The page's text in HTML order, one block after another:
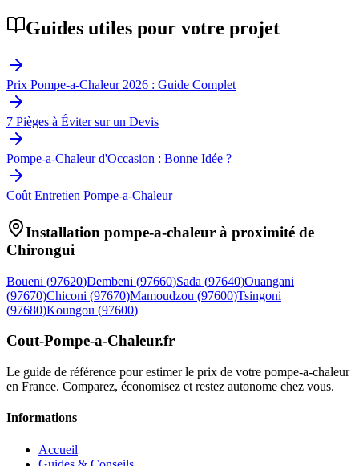
Guides utiles pour votre projet
Prix Pompe-a-Chaleur 2026 : Guide Complet
7 Pièges à Éviter sur un Devis
Pompe-a-Chaleur d'Occasion : Bonne Idée ?
Coût Entretien Pompe-a-Chaleur
Installation pompe-a-chaleur à proximité de
Chirongui
Boueni (97620)Dembeni (97660)Sada (97640)Ouangani
(97670)Chiconi (97670)Mamoudzou (97600)Tsingoni
(97680)Koungou (97600)
Cout-Pompe-a-Chaleur.fr
Le guide de référence pour estimer le prix de votre pompe-a-chaleur
en France. Comparez, économisez et restez autonome chez vous.
Informations
Accueil